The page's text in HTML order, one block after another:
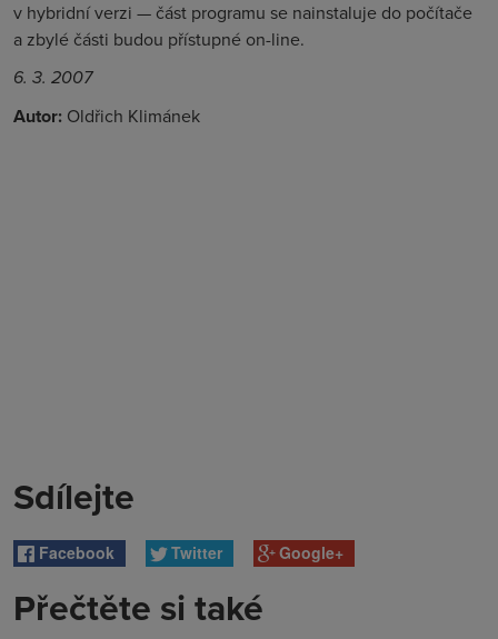
v hybridní verzi — část programu se nainstaluje do počítače
a zbylé části budou přístupné on-line.
6. 3. 2007
Autor: Oldřich Klimánek
Sdílejte
Facebook Twitter Google+
Přečtěte si také